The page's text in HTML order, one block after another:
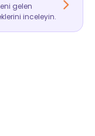
gelen
inceleyin.